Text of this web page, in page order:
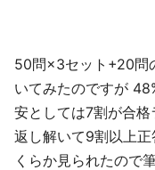
50問×3セット+20問
いてみたのですが
安としては7割が合
返し解いて9割以上
くらか見られたので